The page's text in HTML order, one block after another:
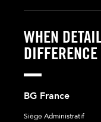
WHEN
DIFFERENCE
BG France
Siège Administratif